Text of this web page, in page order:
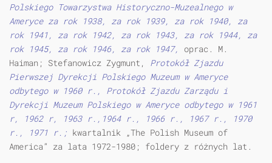
Polskiego Towarzystwa Historyczno-Muzealnego w
Ameryce za rok 1938, za rok 1939, za rok 1940, za
rok 1941, za rok 1942, za rok 1943, za rok 1944, za
rok 1945, za rok 1946, za rok 1947, oprac. M.
Haiman; Stefanowicz Zygmunt, Protokół Zjazdu
Pierwszej Dyrekcji Polskiego Muzeum w Ameryce
odbytego w 1960 r., Protokół Zjazdu Zarządu i
Dyrekcji Muzeum Polskiego w Ameryce odbytego w 1961
r, 1962 r, 1963 r.,1964 r., 1966 r., 1967 r., 1970
r., 1971 r.; kwartalnik „The Polish Museum of
America” za lata 1972-1980; foldery z różnych lat.